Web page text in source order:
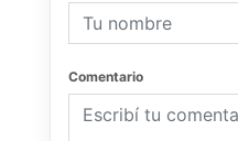
Comentario